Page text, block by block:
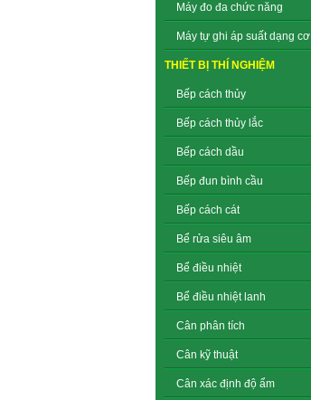
Máy đo đa chức năng
Máy tự ghi áp suất dạng cơ
THIẾT BỊ THÍ NGHIỆM
Bếp cách thủy
Bếp cách thủy lắc
Bếp cách dầu
Bếp đun bình cầu
Bếp cách cát
Bể rửa siêu âm
Bể điều nhiệt
Bể điều nhiệt lanh
Cân phân tích
Cân kỹ thuật
Cân xác định độ ẩm